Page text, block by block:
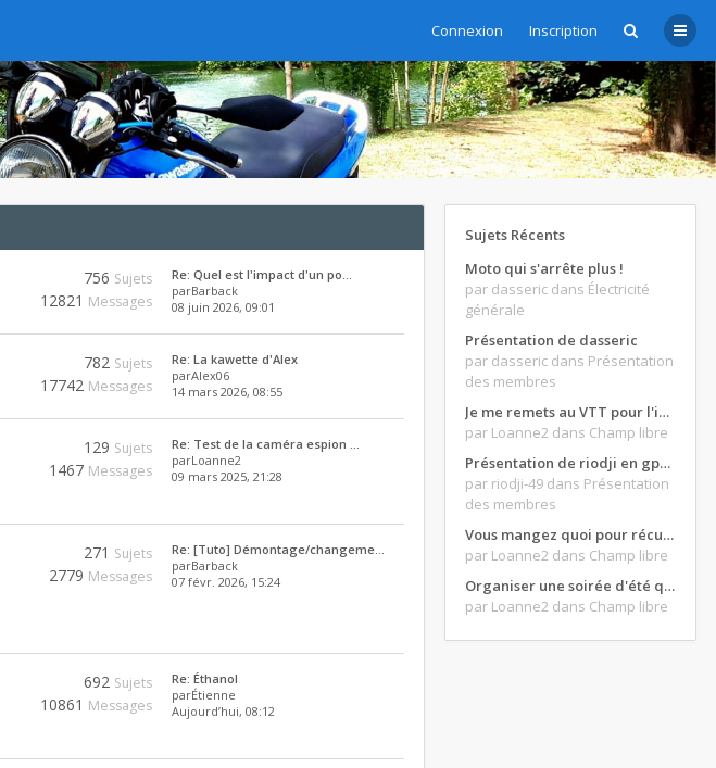
Connexion Inscription
756 Sujets
12821 Messages
Re: Quel est l'impact d'un po…
parBarback
08 juin 2026, 09:01
782 Sujets
17742 Messages
Re: La kawette d'Alex
parAlex06
14 mars 2026, 08:55
129 Sujets
1467 Messages
Re: Test de la caméra espion …
parLoanne2
09 mars 2025, 21:28
271 Sujets
2779 Messages
Re: [Tuto] Démontage/changeme…
parBarback
07 févr. 2026, 15:24
692 Sujets
10861 Messages
Re: Éthanol
parÉtienne
Aujourd’hui, 08:12
Sujets Récents
Moto qui s'arrête plus !
par dasseric dans Électricité
générale
Présentation de dasseric
par dasseric dans Présentation
des membres
Je me remets au VTT pour l'intersaison, version électrique
par Loanne2 dans Champ libre
Présentation de riodji en gpz500
par riodji-49 dans Présentation
des membres
Vous mangez quoi pour récupérer après une grosse journée de moto ?
par Loanne2 dans Champ libre
Organiser une soirée d'été qui claque : vos bons plans matos ?
par Loanne2 dans Champ libre